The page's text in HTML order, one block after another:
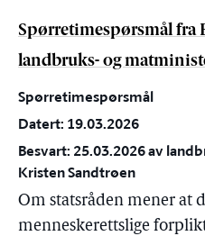
Spørretimespørsmål fra
landbruks- og
Spørretimespørsmål
Datert: 19.03.2026
Besvart: 25.03.2026 av
Kristen Sandtrøen
Om statsråden mener at
menneskerettslige